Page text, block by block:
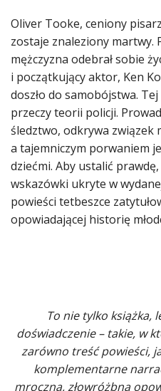
Oliver Tooke, ceniony
zostaje znaleziony martwy.
mężczyzna odebrał sobie
i początkujący aktor, Ken
doszło do samobójstwa. Tej
przeczy teorii policji.
śledztwo, odkrywa związek
a tajemniczym porwaniem
dziećmi. Aby ustalić
wskazówki ukryte w
powieści tetbeszce
opowiadającej historię
To nie tylko książka,
doświadczenie – takie, w
zarówno treść powieści,
komplementarne
mroczną, złowróżbną